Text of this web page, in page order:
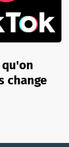
qu'on
change